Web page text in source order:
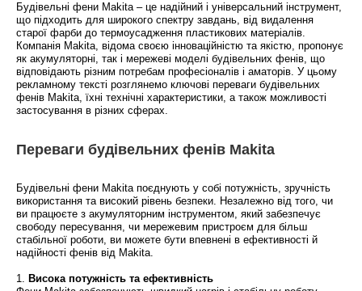
Будівельні фени Makita – це надійний і універсальний інструмент,
що підходить для широкого спектру завдань, від видалення
старої фарби до термоусадження пластикових матеріалів.
Компанія Makita, відома своєю інноваційністю та якістю, пропонує
як акумуляторні, так і мережеві моделі будівельних фенів, що
відповідають різним потребам професіоналів і аматорів. У цьому
рекламному тексті розглянемо ключові переваги будівельних
фенів Makita, їхні технічні характеристики, а також можливості
застосування в різних сферах.
Переваги будівельних фенів Makita
Будівельні фени Makita поєднують у собі потужність, зручність
використання та високий рівень безпеки. Незалежно від того, чи
ви працюєте з акумуляторним інструментом, який забезпечує
свободу пересування, чи мережевим пристроєм для більш
стабільної роботи, ви можете бути впевнені в ефективності й
надійності фенів від Makita.
1. Висока потужність та ефективність